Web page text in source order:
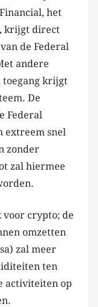
het
, krijgt direct
de Federal
andere
krijgt
De
Federal
extreem snel
zonder
zal hiermee
voor crypto; de
omzetten
zal meer
ten
activiteiten op